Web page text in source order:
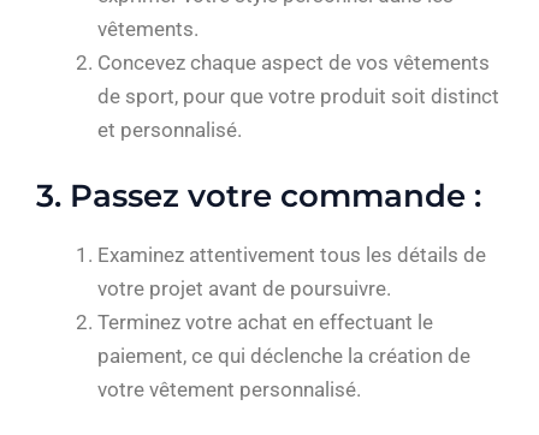
vêtements.
Concevez chaque aspect de vos vêtements
de sport, pour que votre produit soit distinct
et personnalisé.
3. Passez votre commande :
Examinez attentivement tous les détails de
votre projet avant de poursuivre.
Terminez votre achat en effectuant le
paiement, ce qui déclenche la création de
votre vêtement personnalisé.